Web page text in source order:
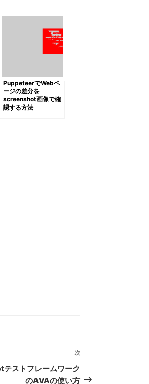
PuppeteerでWebペ
ージの差分を
screenshot画像で確
認する方法
次
投
次
ストフレームワーク
のAVAの使い方